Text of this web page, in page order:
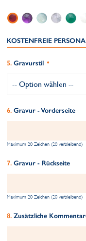
KOSTENFREIE
Gravurstil
Gravur - Vorderseite
Maximum 20 Zeichen (20 verbleibend)
Gravur - Rückseite
Maximum 20 Zeichen (20 verbleibend)
Zusätzliche